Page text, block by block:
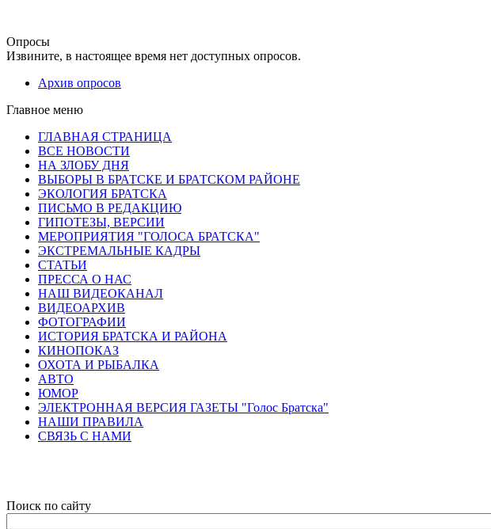
Опросы
Извините, в настоящее время нет доступных опросов.
Архив опросов
Главное меню
ГЛАВНАЯ СТРАНИЦА
ВСЕ НОВОСТИ
НА ЗЛОБУ ДНЯ
ВЫБОРЫ В БРАТСКЕ И БРАТСКОМ РАЙОНЕ
ЭКОЛОГИЯ БРАТСКА
ПИСЬМО В РЕДАКЦИЮ
ГИПОТЕЗЫ, ВЕРСИИ
МЕРОПРИЯТИЯ "ГОЛОСА БРАТСКА"
ЭКСТРЕМАЛЬНЫЕ КАДРЫ
СТАТЬИ
ПРЕССА О НАС
НАШ ВИДЕОКАНАЛ
ВИДЕОАРХИВ
ФОТОГРАФИИ
ИСТОРИЯ БРАТСКА И РАЙОНА
КИНОПОКАЗ
ОХОТА И РЫБАЛКА
АВТО
ЮМОР
ЭЛЕКТРОННАЯ ВЕРСИЯ ГАЗЕТЫ "Голос Братска"
НАШИ ПРАВИЛА
СВЯЗЬ С НАМИ
Поиск по сайту